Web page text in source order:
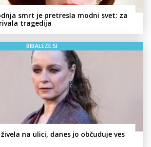
smrt je pretresla modni svet: za
tragedija
BIBALEZE.SI
na ulici, danes jo občuduje ves